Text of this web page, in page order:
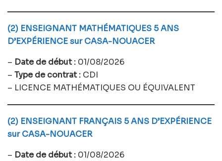
(2) ENSEIGNANT MATHÉMATIQUES 5 ANS
D’EXPÉRIENCE sur CASA-NOUACER
– Date de début : 01/08/2026
– Type de contrat : CDI
– LICENCE MATHÉMATIQUES OU ÉQUIVALENT
(2) ENSEIGNANT FRANÇAIS 5 ANS D’EXPÉRIENCE
sur CASA-NOUACER
– Date de début : 01/08/2026